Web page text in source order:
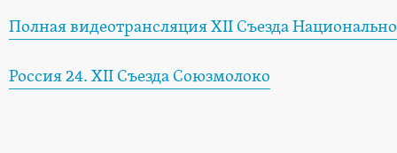
Полная видеотрансляция XII Съезда
Россия 24. XII Съезда Союзмолоко